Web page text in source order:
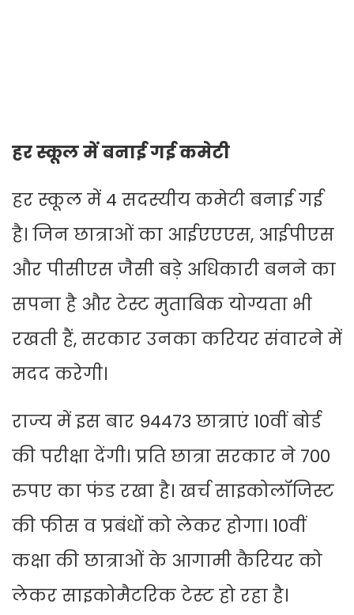
हर स्कूल में बनाई गई कमेटी
हर स्कूल में 4 सदस्यीय कमेटी बनाई गई
है। जिन छात्राओं का आईएएएस, आईपीएस
और पीसीएस जैसी बड़े अधिकारी बनने का
सपना है और टेस्ट मुताबिक योग्यता भी
रखती हैं, सरकार उनका करियर संवारने में
मदद करेगी।
राज्य में इस बार 94473 छात्राएं 10वीं बोर्ड
की परीक्षा देंगी। प्रति छात्रा सरकार ने 700
रुपए का फंड रखा है। खर्च साइकोलॉजिस्ट
की फीस व प्रबंधों को लेकर होगा। 10वीं
कक्षा की छात्राओं के आगामी कैरियर को
लेकर साइकोमैटरिक टेस्ट हो रहा है।